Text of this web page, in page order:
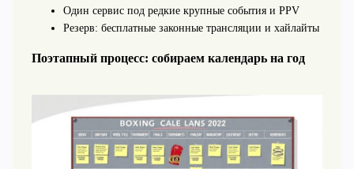
Один сервис под редкие крупные события и PPV
Резерв: бесплатные законные трансляции и хайлайты
Поэтапный процесс: собираем календарь на год